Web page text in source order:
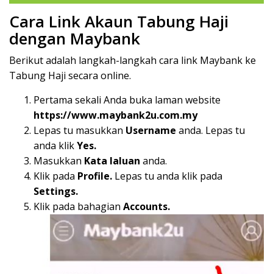
Cara Link Akaun Tabung Haji
dengan Maybank
Berikut adalah langkah-langkah cara link Maybank ke
Tabung Haji secara online.
Pertama sekali Anda buka laman website
https://www.maybank2u.com.my
Lepas tu masukkan Username anda. Lepas tu
anda klikYes.
Masukkan Kata laluan anda.
Klik pada Profile. Lepas tu anda klik pada
Settings.
Klik pada bahagian Accounts.